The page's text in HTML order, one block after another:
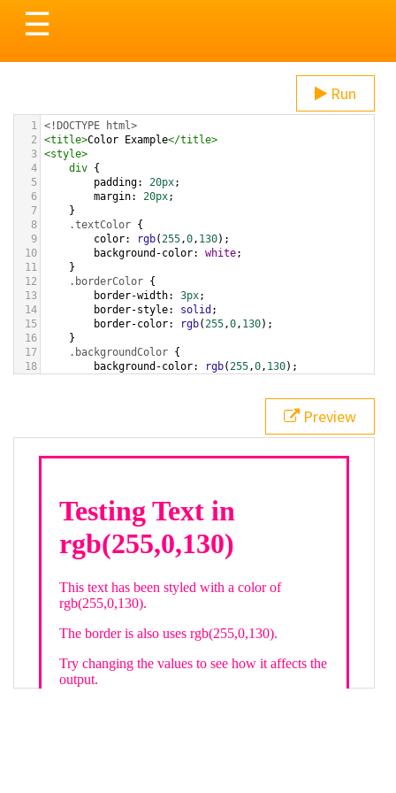
Toggle
navigation
☰
Run
1 <!DOCTYPE html>
2
<title>Color Example</title>
3 <style>
4
div {
5
padding: 20px;
6
margin: 20px;
7
}
8
.textColor {
9
color: rgb(255,0, 130);
10
background-color: white;
11
}
12
.borderColor {
13
border-width: 3px;
14
border-style: solid ;
15
border-color: rgb(255,0, 130);
16
}
17
.backgroundColor {
18
background-color: rgb(255,0, 130);
bottom ,
white, rgb(255,0,130));
div class="textColor borderColor"
< h1>Testing Text in rgb(255,0,130)
Preview